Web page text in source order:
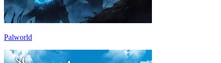
Palworld